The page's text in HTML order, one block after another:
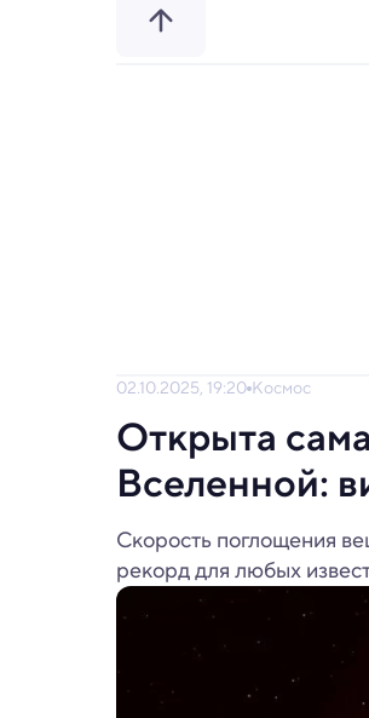
02.10.2025, 19:20 Космос
Открыта
Вселенной:
Скорость поглощения
рекорд для любых